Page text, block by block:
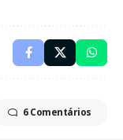
6 Comentários